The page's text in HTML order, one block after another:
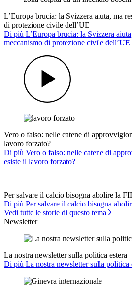
L’Europa brucia: la Svizzera aiuta, ma
di protezione civile dell’UE
Di più L’Europa brucia: la Svizzera
meccanismo di protezione civile dell’UE
Vero o falso: nelle catene di
lavoro forzato?
Di più Vero o falso: nelle catene di
esiste il lavoro forzato?
Per salvare il calcio bisogna abolire la
Di più Per salvare il calcio bisogna
Vedi tutte le storie di questo tema
Newsletter
La nostra newsletter sulla politica estera
Di più La nostra newsletter sulla politica